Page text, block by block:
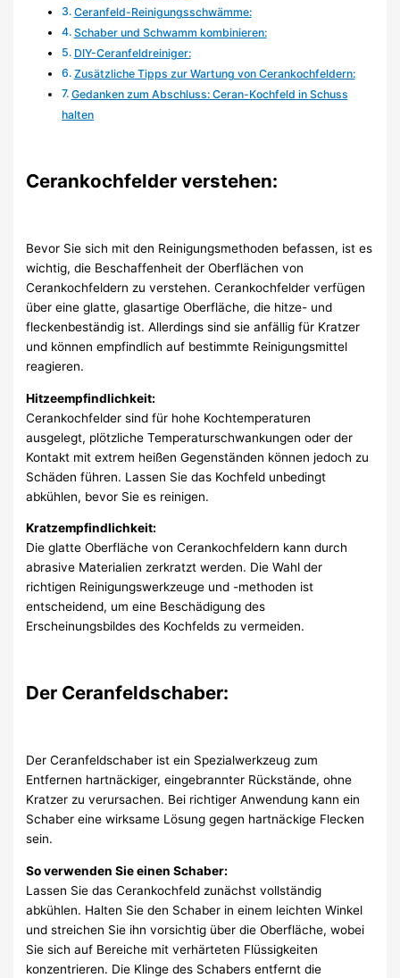
Ceranfeld-Reinigungsschwämme:
Schaber und Schwamm kombinieren:
DIY-Ceranfeldreiniger:
Zusätzliche Tipps zur Wartung von Cerankochfeldern:
Gedanken zum Abschluss: Ceran-Kochfeld in Schuss
halten
Cerankochfelder verstehen:
Bevor Sie sich mit den Reinigungsmethoden befassen, ist es
wichtig, die Beschaffenheit der Oberflächen von
Cerankochfeldern zu verstehen. Cerankochfelder verfügen
über eine glatte, glasartige Oberfläche, die hitze- und
fleckenbeständig ist. Allerdings sind sie anfällig für Kratzer
und können empfindlich auf bestimmte Reinigungsmittel
reagieren.
Hitzeempfindlichkeit:
Cerankochfelder sind für hohe Kochtemperaturen
ausgelegt, plötzliche Temperaturschwankungen oder der
Kontakt mit extrem heißen Gegenständen können jedoch zu
Schäden führen. Lassen Sie das Kochfeld unbedingt
abkühlen, bevor Sie es reinigen.
Kratzempfindlichkeit:
Die glatte Oberfläche von Cerankochfeldern kann durch
abrasive Materialien zerkratzt werden. Die Wahl der
richtigen Reinigungswerkzeuge und -methoden ist
entscheidend, um eine Beschädigung des
Erscheinungsbildes des Kochfelds zu vermeiden.
Der Ceranfeldschaber:
Der Ceranfeldschaber ist ein Spezialwerkzeug zum
Entfernen hartnäckiger, eingebrannter Rückstände, ohne
Kratzer zu verursachen. Bei richtiger Anwendung kann ein
Schaber eine wirksame Lösung gegen hartnäckige Flecken
sein.
So verwenden Sie einen Schaber:
Lassen Sie das Cerankochfeld zunächst vollständig
abkühlen. Halten Sie den Schaber in einem leichten Winkel
und streichen Sie ihn vorsichtig über die Oberfläche, wobei
Sie sich auf Bereiche mit verhärteten Flüssigkeiten
konzentrieren. Die Klinge des Schabers entfernt die